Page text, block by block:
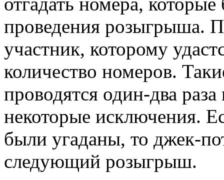
проведения розыгрыша.
участник, которому
количество номеров.
проводятся один-два
некоторые исключения.
были угаданы, то джек-
следующий розыгрыш.